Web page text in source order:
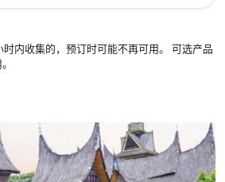
内收集的，预订时可能不再可用。 可选产品